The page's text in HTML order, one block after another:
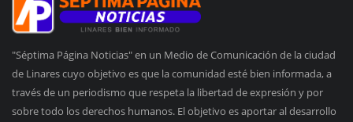
"Séptima Página Noticias" en un Medio de Comunicación de la ciudad
de Linares cuyo objetivo es que la comunidad esté bien informada, a
través de un periodismo que respeta la libertad de expresión y por
sobre todo los derechos humanos. El objetivo es aportar al desarrollo